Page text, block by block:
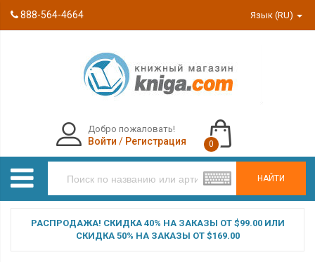
888-564-4664 Язык (RU)
НАЙТИ
Добро пожаловать!
Войти / Регистрация 0
РАСПРОДАЖА! СКИДКА 40% НА ЗАКАЗЫ ОТ $99.00 ИЛИ
СКИДКА 50% НА ЗАКАЗЫ ОТ $169.00